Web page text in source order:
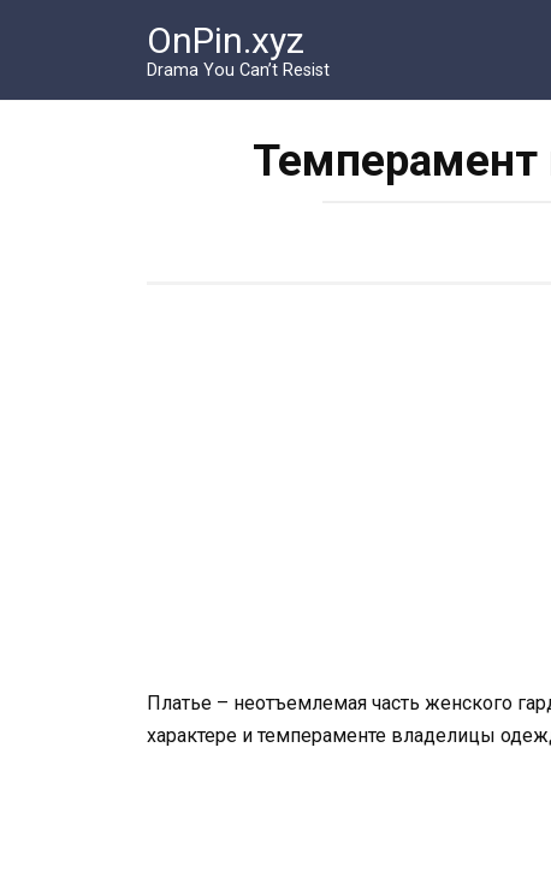
OnPin.xyz
Drama You Can’t Resist
Темперамент
Платье – неотъемлемая часть женского
характере и темпераменте владелицы